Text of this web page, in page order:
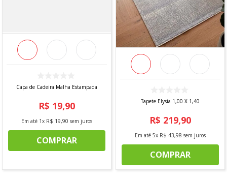
Capa de Cadeira Malha Estampada
R$ 19,90
Em até 1x R$ 19,90 sem juros
COMPRAR
Tapete Elysia 1,00 X 1,40
R$ 219,90
Em até 5x R$ 43,98 sem juros
COMPRAR